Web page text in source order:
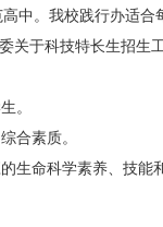
中。我校践行办适合
关于科技特长生招生
。
合素质。
生命科学素养、技能